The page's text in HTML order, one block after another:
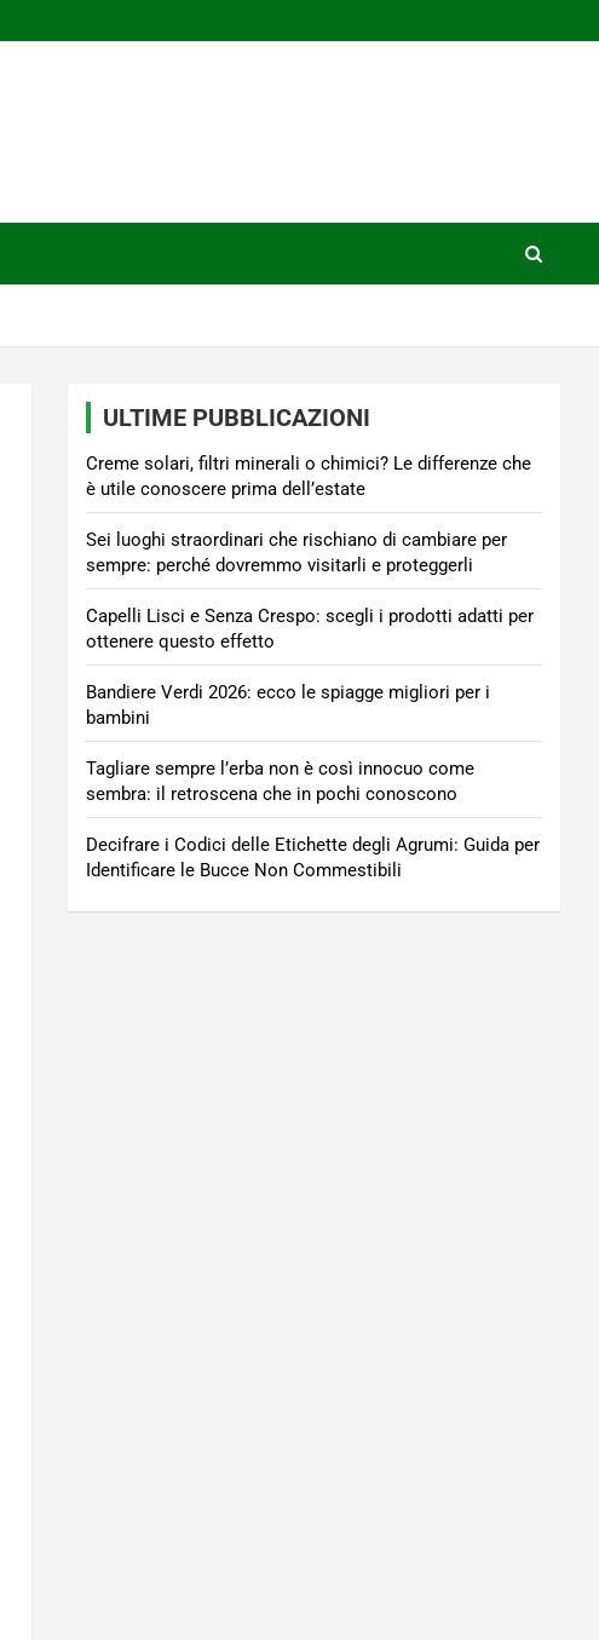
ULTIME PUBBLICAZIONI
Creme solari, filtri minerali o chimici? Le differenze che
è utile conoscere prima dell’estate
Sei luoghi straordinari che rischiano di cambiare per
sempre: perché dovremmo visitarli e proteggerli
Capelli Lisci e Senza Crespo: scegli i prodotti adatti per
ottenere questo effetto
Bandiere Verdi 2026: ecco le spiagge migliori per i
bambini
Tagliare sempre l’erba non è così innocuo come
sembra: il retroscena che in pochi conoscono
Decifrare i Codici delle Etichette degli Agrumi: Guida per
Identificare le Bucce Non Commestibili